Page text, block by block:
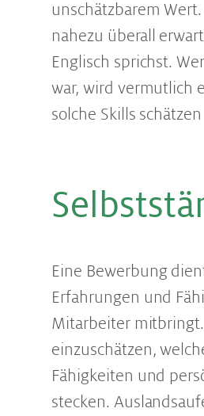
unschätzbarem
nahezu überall
Englisch sprichst.
war, wird vermutlich
solche Skills
Eine Bewerbung
Erfahrungen und
Mitarbeiter
einzuschätzen,
Fähigkeiten und
stecken.